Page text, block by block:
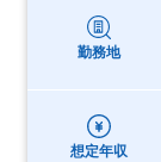
勤務地
想定年収